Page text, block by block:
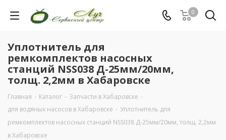
0
Уплотнитель для
ремкомплектов насосных
станций NSS038 Д-25мм/20мм,
толщ. 2,2мм в Хабаровске
Главная - Каталог - Запчасти в Хабаровске -
для водяных насосов в Хабаровске - Уплотнитель для
ремкомплектов насосных станций NSS038 Д-25мм/20мм, толщ. 2,2мм
в Хабаровске